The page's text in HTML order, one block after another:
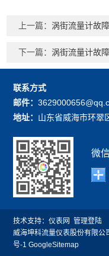
上一篇：涡街流量计故
下一篇：涡街流量计故
联系方式
邮件：
地址： 山东省威海市环翠
微
技术支持：仪表网
管理登陆
威海坤科流量仪表股份有限
号-1 GoogleSitemap